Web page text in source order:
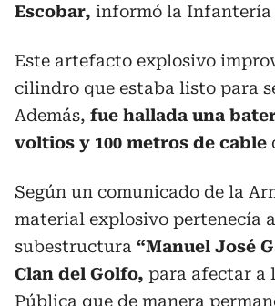
Escobar, informó la Infantería
Este artefacto explosivo
cilindro que estaba listo para
Además, fue hallada una
voltios y 100 metros de cable
Según un comunicado de la
material explosivo pertenecía
subestructura “Manuel José
Clan del Golfo, para afectar a
Pública que de manera